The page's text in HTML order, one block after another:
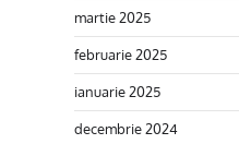
martie 2025
februarie 2025
ianuarie 2025
decembrie 2024